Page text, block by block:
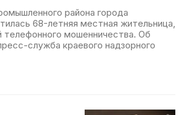
района города
68-летняя местная жительница,
мошенничества. Об
служба краевого надзорного